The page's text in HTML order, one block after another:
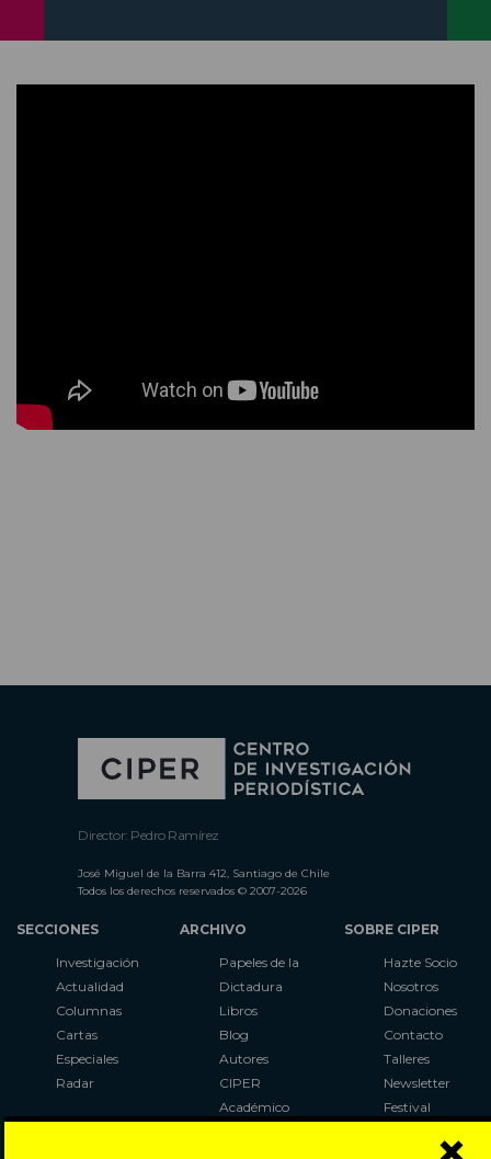
Director: Pedro Ramírez
José Miguel de la Barra 412, Santiago de Chile
Todos los derechos reservados © 2007-2026
SECCIONES
Investigación
Actualidad
Columnas
Cartas
Especiales
Radar
ARCHIVO
Papeles de la
Dictadura
Libros
Blog
Autores
CIPER
Académico
SOBRE CIPER
Hazte Socio
Nosotros
Donaciones
Contacto
Talleres
Newsletter
Festival